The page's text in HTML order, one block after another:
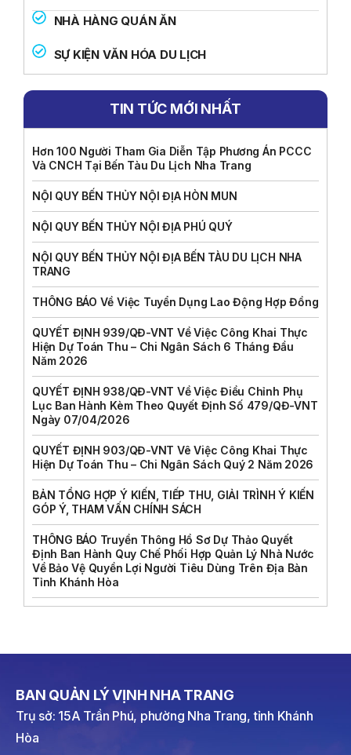
NHÀ HÀNG QUÁN ĂN
SỰ KIỆN VĂN HÓA DU LỊCH
TIN TỨC MỚI NHẤT
Hơn 100 Người Tham Gia Diễn Tập Phương Án PCCC
Và CNCH Tại Bến Tàu Du Lịch Nha Trang
NỘI QUY BẾN THỦY NỘI ĐỊA HÒN MUN
NỘI QUY BẾN THỦY NỘI ĐỊA PHÚ QUÝ
NỘI QUY BẾN THỦY NỘI ĐỊA BẾN TÀU DU LỊCH NHA
TRANG
THÔNG BÁO Về Việc Tuyển Dụng Lao Động Hợp Đồng
QUYẾT ĐỊNH 939/QĐ-VNT Về Việc Công Khai Thực
Hiện Dự Toán Thu – Chi Ngân Sách 6 Tháng Đầu
Năm 2026
QUYẾT ĐỊNH 938/QĐ-VNT Về Việc Điều Chỉnh Phụ
Lục Ban Hành Kèm Theo Quyết Định Số 479/QĐ-VNT
Ngày 07/04/2026
QUYẾT ĐỊNH 903/QĐ-VNT Vê Việc Công Khai Thực
Hiện Dự Toán Thu – Chi Ngân Sách Quý 2 Năm 2026
BẢN TỔNG HỢP Ý KIẾN, TIẾP THU, GIẢI TRÌNH Ý KIẾN
GÓP Ý, THAM VẤN CHÍNH SÁCH
THÔNG BÁO Truyền Thông Hồ Sơ Dự Thảo Quyết
Định Ban Hành Quy Chế Phối Hợp Quản Lý Nhà Nước
Về Bảo Vệ Quyền Lợi Người Tiêu Dùng Trên Địa Bàn
Tỉnh Khánh Hòa
BAN QUẢN LÝ VỊNH NHA TRANG
Trụ sở: 15A Trần Phú, phường Nha Trang, tỉnh Khánh
Hòa